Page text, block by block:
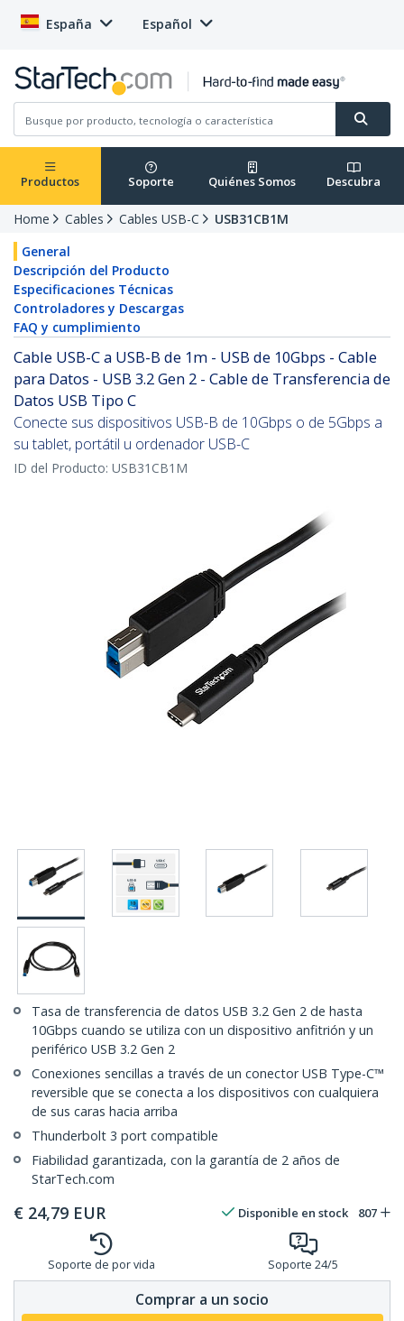
España Español
Productos Soporte Quiénes Somos Descubra
Home Cables Cables USB-C
USB31CB1M
General
Descripción del Producto
Especificaciones Técnicas
Controladores y Descargas
FAQ y cumplimiento
Cable USB-C a USB-B de 1m - USB de 10Gbps - Cable
para Datos - USB 3.2 Gen 2 - Cable de Transferencia de
Datos USB Tipo C
Conecte sus dispositivos USB-B de 10Gbps o de 5Gbps a
su tablet, portátil u ordenador USB-C
ID del Producto: USB31CB1M
Tasa de transferencia de datos USB 3.2 Gen 2 de hasta
10Gbps cuando se utiliza con un dispositivo anfitrión y un
periférico USB 3.2 Gen 2
Conexiones sencillas a través de un conector USB Type-C™
reversible que se conecta a los dispositivos con cualquiera
de sus caras hacia arriba
Thunderbolt 3 port compatible
Fiabilidad garantizada, con la garantía de 2 años de
StarTech.com
€ 24,79 EUR Disponible en stock 807
Soporte de por vida Soporte 24/5
Comprar a un socio